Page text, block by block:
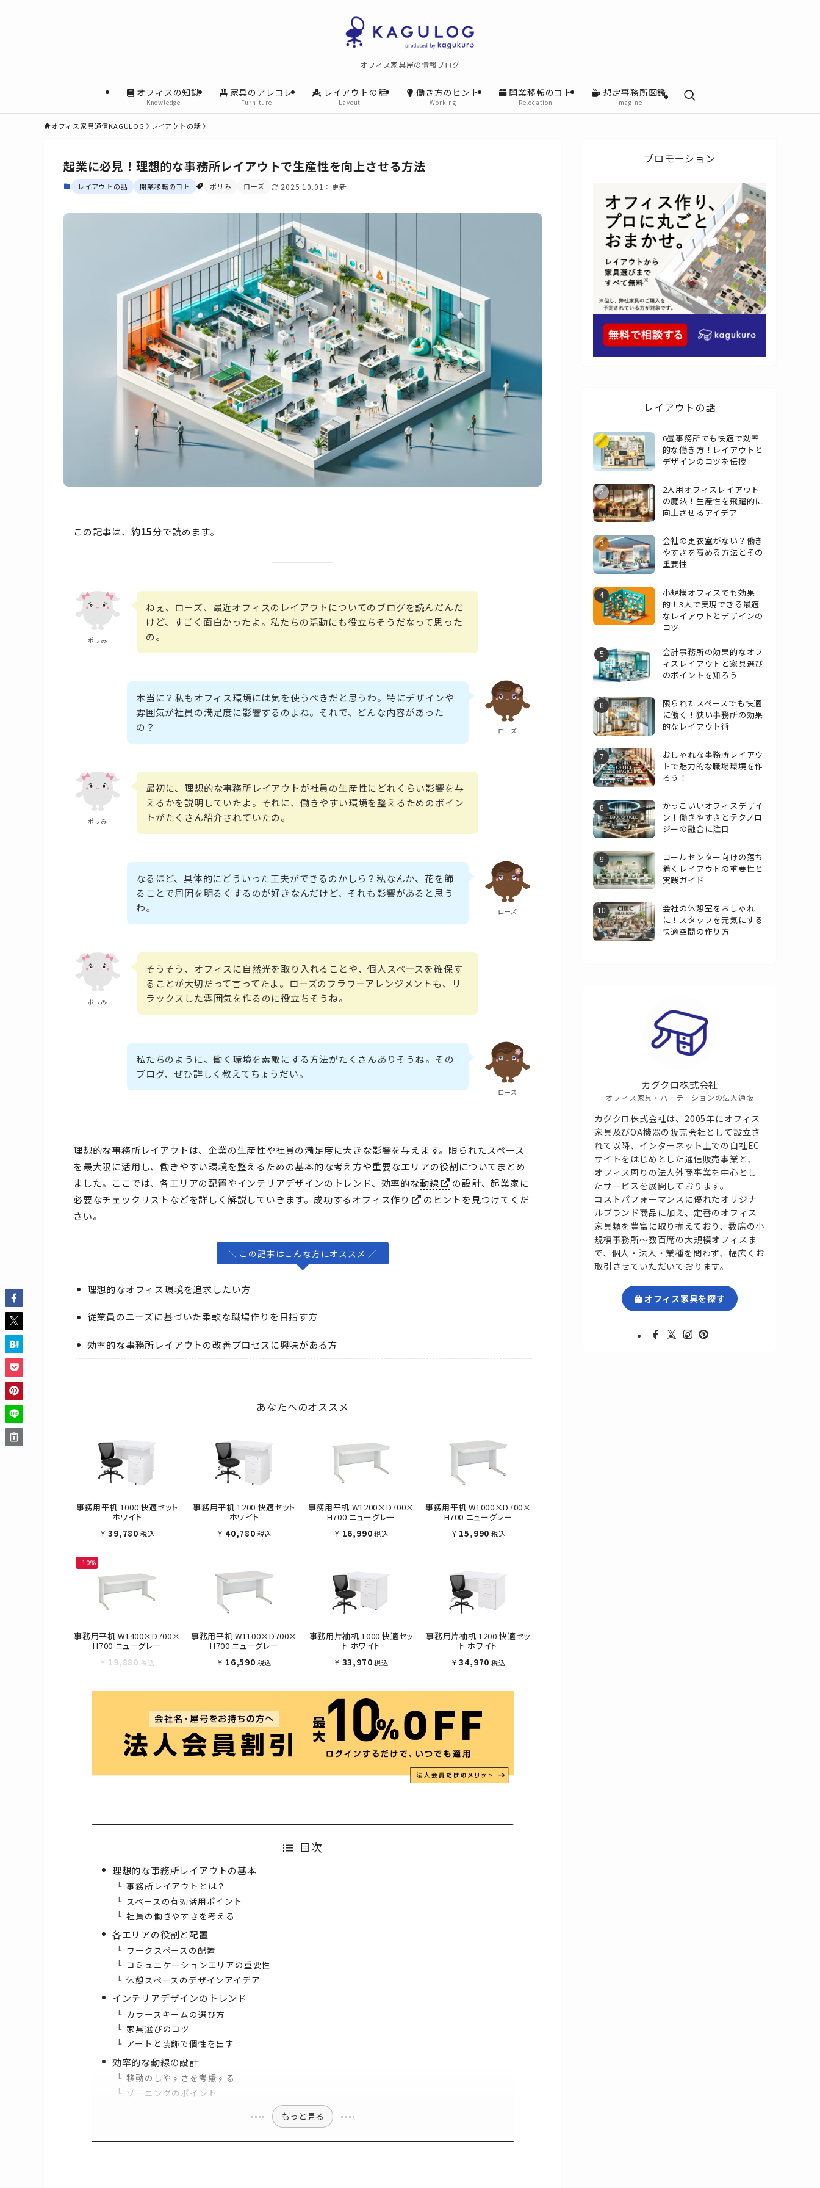
オフィス家具屋の情報ブログ
オフィスの知識
Knowledge
家具のアレコレ
Furniture
レイアウトの話
Layout
働き方のヒント
Working
開業移転のコト
Relocation
想定事務所図鑑
Imagine
オフィス家具通信KAGULOG レイアウトの話
起業に必見！理想的な事務所レイアウトで生産性を向上させる方法
レイアウトの話 開業移転のコト ポリみ ローズ 2025.10.01
この記事は、約15分で読めます。
ポリみ
ねぇ、ローズ、最近オフィスのレイアウトについてのブログを読んだんだ
けど、すごく面白かったよ。私たちの活動にも役立ちそうだなって思った
の。
ローズ
本当に？私もオフィス環境には気を使うべきだと思うわ。特にデザインや
雰囲気が社員の満足度に影響するのよね。それで、どんな内容があった
の？
ポリみ
最初に、理想的な事務所レイアウトが社員の生産性にどれくらい影響を与
えるかを説明していたよ。それに、働きやすい環境を整えるためのポイン
トがたくさん紹介されていたの。
ローズ
なるほど、具体的にどういった工夫ができるのかしら？私なんか、花を飾
ることで周囲を明るくするのが好きなんだけど、それも影響があると思う
わ。
ポリみ
そうそう、オフィスに自然光を取り入れることや、個人スペースを確保す
ることが大切だって言ってたよ。ローズのフラワーアレンジメントも、リ
ラックスした雰囲気を作るのに役立ちそうね。
ローズ
私たちのように、働く環境を素敵にする方法がたくさんありそうね。その
ブログ、ぜひ詳しく教えてちょうだい。
理想的な事務所レイアウトは、企業の生産性や社員の満足度に大きな影響を与えます。限られたスペース
を最大限に活用し、働きやすい環境を整えるための基本的な考え方や重要なエリアの役割についてまとめ
ました。ここでは、各エリアの配置やインテリアデザインのトレンド、効率的な動線
の設計、起業家に
必要なチェックリストなどを詳しく解説していきます。成功するオフィス作り
のヒントを見つけてくだ
さい。
＼ この記事はこんな方にオススメ ／
理想的なオフィス環境を追求したい方
従業員のニーズに基づいた柔軟な職場作りを目指す方
効率的な事務所レイアウトの改善プロセスに興味がある方
あなたへのオススメ
事務用平机 1000 快適セット
ホワイト
¥ 39,780 税込
事務用平机 1200 快適セット
ホワイト
¥ 40,780 税込
事務用平机 W1200×D700×
H700 ニューグレー
¥ 16,990税込
事務用平机 W1000×D700×
H700 ニューグレー
¥ 15,990 税込
10
事務用平机 W1400×D700×
H700 ニューグレー
¥ 19,880 税込
事務用平机 W1100×D700×
H700 ニューグレー
¥ 16,590 税込
事務用片袖机 1000 快適セッ
ト ホワイト
¥ 33,970税込
事務用片袖机 1200 快適セッ
ト ホワイト
¥ 34,970 税込
目次
理想的な事務所レイアウトの基本
事務所レイアウトとは？
スペースの有効活用ポイント
社員の働きやすさを考える
各エリアの役割と配置
ワークスペースの配置
コミュニケーションエリアの重要性
休憩スペースのデザインアイデア
インテリアデザインのトレンド
カラースキームの選び方
家具選びのコツ
アートと装飾で個性を出す
効率的な動線の設計
移動のしやすさを考慮する
ゾーニングのポイント
もっと見る
プロモーション
レイアウトの話
6畳事務所でも快適で効率
的な働き方！レイアウトと
デザインのコツを伝授
2人用オフィスレイアウト
の魔法！生産性を飛躍的に
向上させるアイデア
会社の更衣室がない？働き
やすさを高める方法とその
重要性
小規模オフィスでも効果
的！3人で実現できる最適
なレイアウトとデザインの
コツ
会計事務所の効果的なオフ
ィスレイアウトと家具選び
のポイントを知ろう
限られたスペースでも快適
に働く！狭い事務所の効果
的なレイアウト術
おしゃれな事務所レイアウ
トで魅力的な職場環境を作
ろう！
かっこいいオフィスデザイ
ン！働きやすさとテクノロ
ジーの融合に注目
コールセンター向けの落ち
着くレイアウトの重要性と
実践ガイド
会社の休憩室をおしゃれ
に！スタッフを元気にする
快適空間の作り方
カグクロ株式会社
オフィス家具・パーテーションの法人通販
カグクロ株式会社は、2005年にオフィス
家具及びOA機器の販売会社として設立さ
れて以降、インターネット上での自社EC
サイトをはじめとした通信販売事業と、
オフィス周りの法人外商事業を中心とし
たサービスを展開しております。
コストパフォーマンスに優れたオリジナ
ルブランド商品に加え、定番のオフィス
家具類を豊富に取り揃えており、数席の小
規模事務所～数百席の大規模オフィスま
で、個人・法人・業種を問わず、幅広くお
取引させていただいております。
オフィス家具を探す